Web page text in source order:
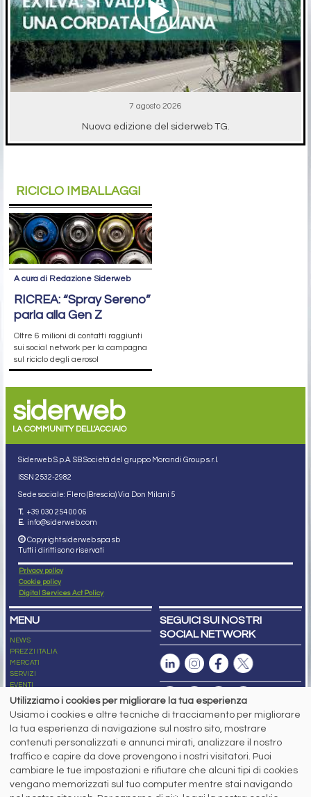
7 agosto 2026
Nuova edizione del siderweb TG.
RICICLO IMBALLAGGI
A cura di Redazione Siderweb
RICREA: “Spray Sereno”
parla alla Gen Z
Oltre 6 milioni di contatti raggiunti
sui social network per la campagna
sul riciclo degli aerosol
siderweb
LA COMMUNITY DELL'ACCIAIO
Siderweb S.p.A. SB Società del gruppo Morandi Group s.r.l.
ISSN 2532-2982
Sede sociale: Flero (Brescia) Via Don Milani 5
T. +39 030 254 00 06
E. info@siderweb.com
Copyright siderweb spa sb
Tutti i diritti sono riservati
Privacy policy
Cookie policy
Digital Services Act Policy
MENU
NEWS
PREZZI ITALIA
MERCATI
SERVIZI
EVENTI
ABBONAMENTI
NEWSLETTER
SEGUICI SUI NOSTRI
SOCIAL NETWORK
Capitale Sociale: 190.000€ interamente versato
Registro delle Imprese di Brescia
Codice Fiscale e Partita I.V.A.:IT03562320170
R.E.A. n. 419331
www.siderweb.com: Autorizzazione del Tribunale di Brescia n. 11/2004 del 17
Utilizziamo i cookies per migliorare la tua esperienza
Usiamo i cookies e altre tecniche di tracciamento per migliorare
la tua esperienza di navigazione sul nostro sito, mostrare
contenuti personalizzati e annunci mirati, analizzare il nostro
traffico e capire da dove provengono i nostri visitatori. Puoi
cambiare le tue impostazioni e rifiutare che alcuni tipi di cookies
vengano memorizzati sul tuo computer mentre stai navigando